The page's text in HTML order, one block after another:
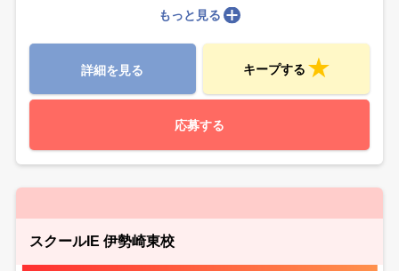
もっと見る
詳細を見る キープする
応募する
スクールIE 伊勢崎東校